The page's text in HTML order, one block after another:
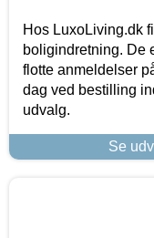
Hos LuxoLiving.dk
boligindretning. De
flotte anmeldelser
dag ved bestilling
udvalg.
Se